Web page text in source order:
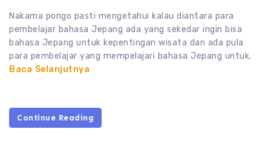
Nakama pongo pasti mengetahui kalau diantara para
pembelajar bahasa Jepang ada yang sekedar ingin bisa
bahasa Jepang untuk kepentingan wisata dan ada pula
para pembelajar yang mempelajari bahasa Jepang untuk.
Baca Selanjutnya
Continue Reading